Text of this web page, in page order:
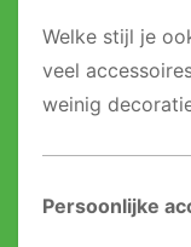
Welke stijl je
veel
weinig
Persoonlijke